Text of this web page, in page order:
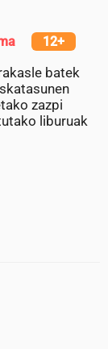
12+
batek
zazpi
liburuak